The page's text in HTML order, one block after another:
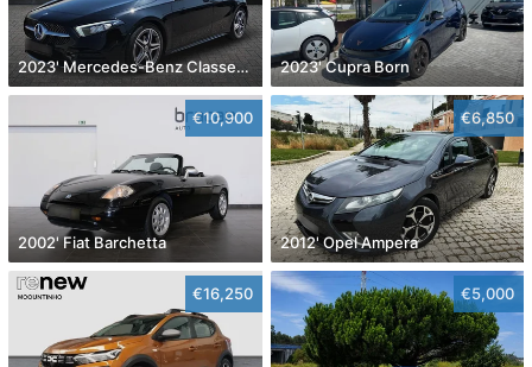
2023' Mercedes-Benz Classe A D Amg Line Aut. 2023' Cupra Born
€10,900
2002' Fiat Barchetta
€6,850
2012' Opel Ampera
€16,250 €5,000